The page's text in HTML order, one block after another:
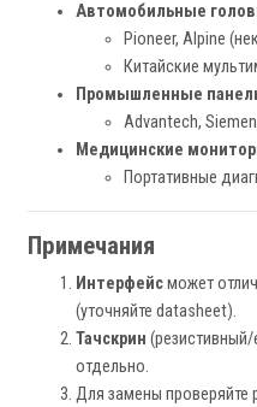
Автомобильные
Pioneer, Alpine
Китайские
Промышленные
Advantech,
Медицинские
Портативные
Примечания
Интерфейсможет
(уточняйте datasheet).
Тачскрин
отдельно.
Для замены проверяйте